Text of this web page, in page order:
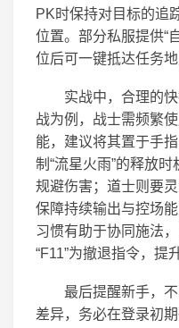
PK时保持对目标的追
位置。部分私服提供“
位后可一键抵达任务
实战中，合理的
战为例，战士需频繁使
能，建议将其置于手
制“流星火雨”的释放时
规避伤害；道士则要灵
保障持续输出与控场
习惯有助于协同施法，
“F11”为撤退指令，提
最后提醒新手，
差异，务必在登录初